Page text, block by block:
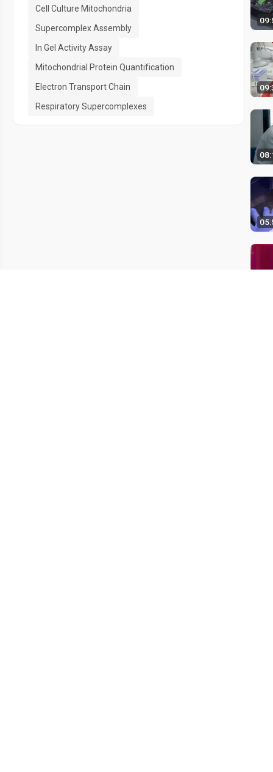
Cell Culture Mitochondria
Supercomplex Assembly
In Gel Activity Assay
Mitochondrial Protein Quantification
Electron Transport Chain
Respiratory Supercomplexes